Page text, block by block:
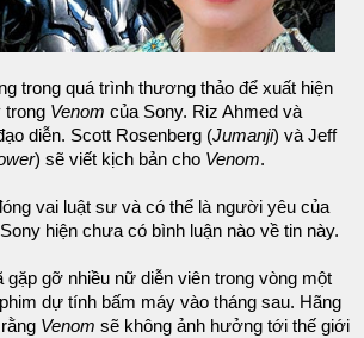
trong quá trình thương thảo để xuất hiện
trong Venom của Sony. Riz Ahmed và
diễn. Scott Rosenberg (Jumanji) và Jeff
) sẽ viết kịch bản cho Venom.
vai luật sư và có thể là người yêu của
hiện chưa có bình luận nào về tin này.
gặp gỡ nhiều nữ diễn viên trong vòng một
dự tính bấm máy vào tháng sau. Hãng
Venom sẽ không ảnh hưởng tới thế giới